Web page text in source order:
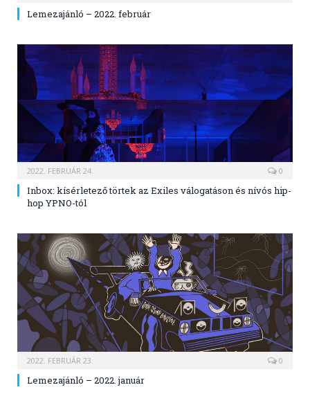
Lemezajánló – 2022. február
2022. FEBRUÁR 24. 0
Inbox: kísérletező törtek az Exiles válogatáson és nívós hip-
hop YPNO-tól
2022. FEBRUÁR 23. 0
Lemezajánló – 2022. január